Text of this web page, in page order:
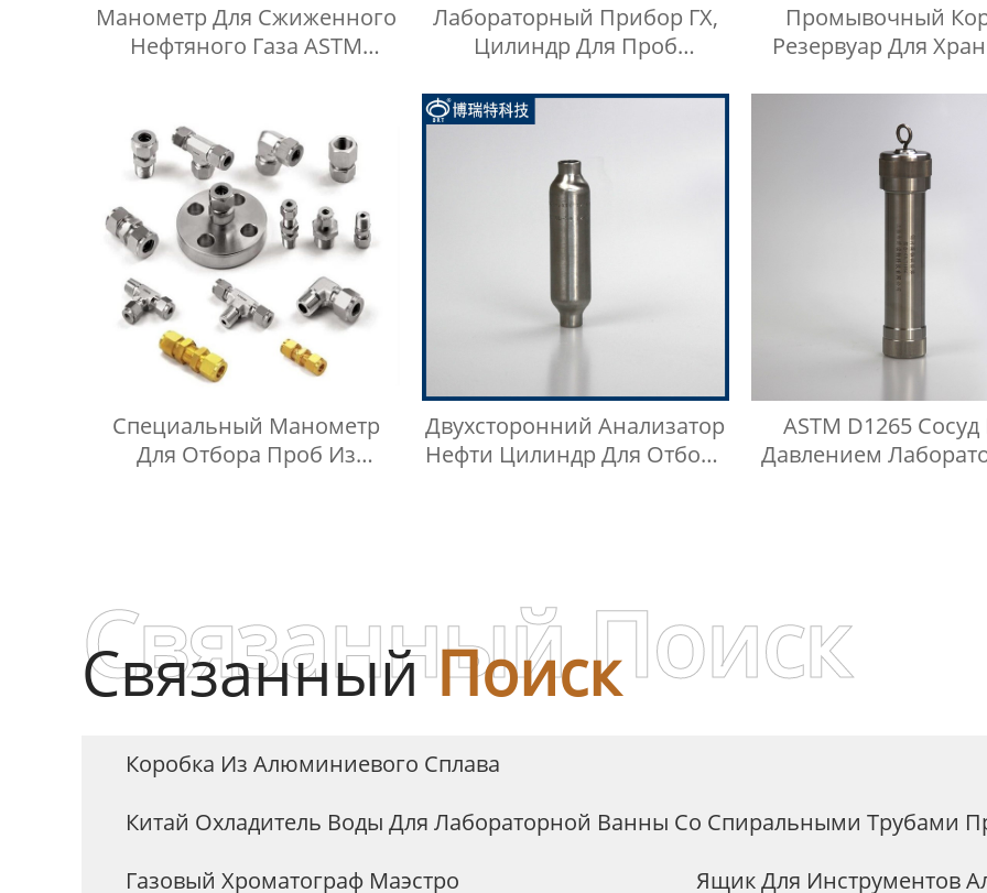
Манометр Для Сжиженного
Нефтяного Газа ASTM
Лабораторный Прибор ГХ,
Цилиндр Для Проб
Газа
Промывочный
Резервуар Для
Проверки
Масла
Специальный Манометр
Для Отбора Проб Из
Двухсторонний Анализатор
Нефти Цилиндр Для Отбора
ASTM D1265
Давлением
СвязанныйПоиск
Связанный Поиск
Коробка Из Алюминиевого Сплава
Китай Охладитель Воды Для Лабораторной Ванны Со Спиральными Трубами
Газовый Хроматограф Маэстро
Ящик Для Инструментов